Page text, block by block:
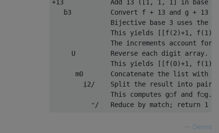
+13            Add 13 ([1, 1, 1] in base
ḃ3          Convert f + 13 and g + 13
Bijective base 3 uses the
This yields [[f(2)+1,
The increments account for
     U         Reverse each digit array.
This yields [[f(0)+1,
m0       Concatenate the list with
ị2/    Split the result into
               This computes g○f and f○g.
Dennis